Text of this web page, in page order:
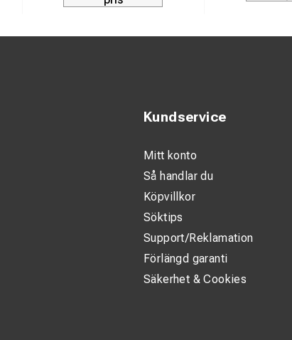
Kundservice
Mitt konto
Så handlar du
Köpvillkor
Söktips
Support/Reklamation
Förlängd garanti
Säkerhet & Cookies